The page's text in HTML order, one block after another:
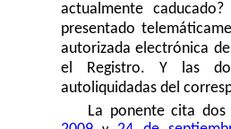
actualmente
presentado
autorizada electrónica
el Registro. Y las
autoliquidadas del
La ponente cita dos